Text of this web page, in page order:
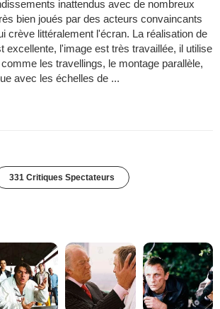
inattendus avec de nombreux
bien joués par des acteurs convaincants
crève littéralement l'écran. La réalisation de
excellente, l'image est très travaillée, il utilise
les travellings, le montage parallèle,
avec les échelles de ...
331 Critiques Spectateurs